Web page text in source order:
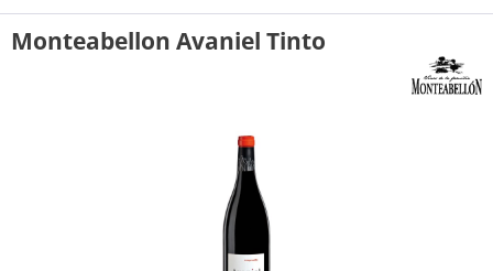
Monteabellon Avaniel Tinto